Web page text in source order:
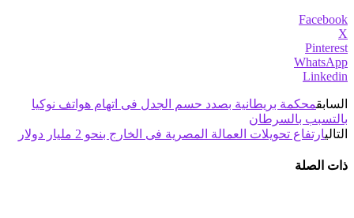
Facebook
X
Pinterest
WhatsApp
Linkedin
السابقمحكمة بريطانية بصدد حسم الجدل فى اتهام هواتف نوكيا
بالتسبب بالسرطان
التاليارتفاع تحويلات العمالة المصرية فى الخارج بنحو 2 مليار دولار
ذات الصلة